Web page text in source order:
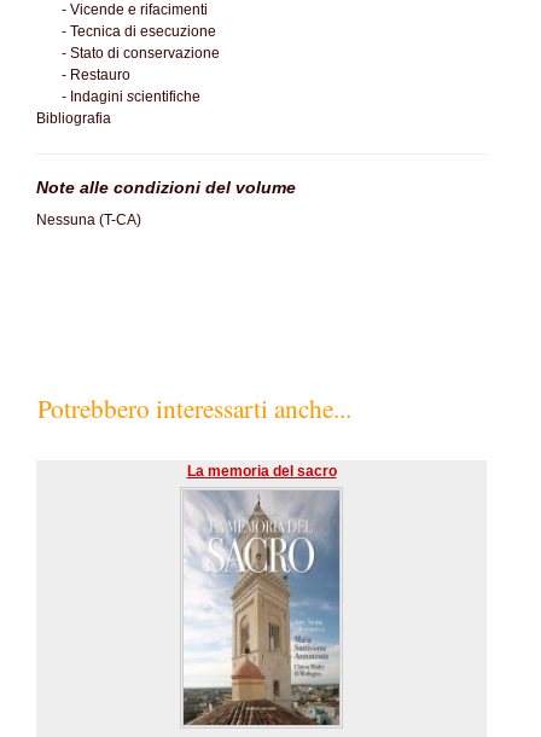
- Vicende e rifacimenti
- Tecnica di esecuzione
- Stato di conservazione
- Restauro
- Indagini scientifiche
Bibliografia
Note alle condizioni del volume
Nessuna (T-CA)
Potrebbero interessarti anche...
La memoria del sacro